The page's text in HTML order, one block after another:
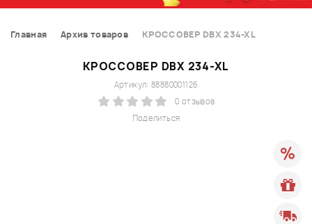
Главная Архив товаров КРОССОВЕР DBX 234-XL
КРОССОВЕР DBX 234-XL
Поделиться
Артикул: 88880001126
0 отзывов